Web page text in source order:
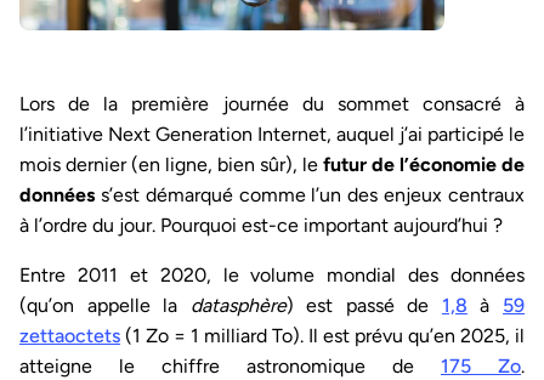
Lors de la première journée du sommet consacré à
l’initiative Next Generation Internet, auquel j’ai participé le
mois dernier (en ligne, bien sûr), le futur de l’économie de
données s’est démarqué comme l’un des enjeux centraux
à l’ordre du jour. Pourquoi est-ce important aujourd’hui ?
Entre 2011 et 2020, le volume mondial des données
(qu’on appelle la datasphère) est passé de 1,8 à 59
zettaoctets (1 Zo = 1 milliard To). Il est prévu qu’en 2025, il
atteigne le chiffre astronomique de 175 Zo.